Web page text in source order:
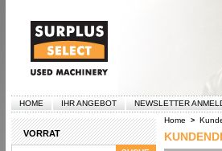
HOME IHR ANGEBOT NEWSLETTER
VORRAT
Home >